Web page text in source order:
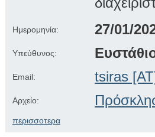
Ημερομηνία: 27/01/
Υπεύθυνος:
Email: tsiras
Αρχείο:
περισσοτερα